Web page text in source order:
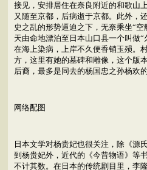
接见，安排居住在奈良附近的和歌山
又随至京都，后病逝于京都。此外，
史之乱的形势逼迫之下，无奈乘坐“
天由命地漂泊至日本山口县一个叫做
在海上染病，上岸不久便香销玉殒。
方，这里有她的墓碑和雕像，这个版
后裔，最多是同去的杨国忠之孙杨欢的
网络配图
日本文学对杨贵妃也很关注，除《源
到杨贵妃外，近代的《今昔物语》等
不计其数。在日本的传统剧目里，李